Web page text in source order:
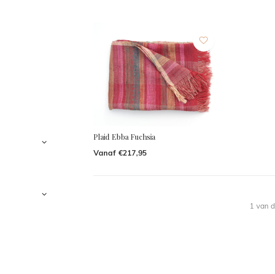
Plaid Ebba Fuchsia
Vanaf €217,95
1 van